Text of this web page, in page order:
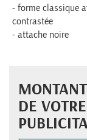
forme classique
contrastée
attache noire
DE